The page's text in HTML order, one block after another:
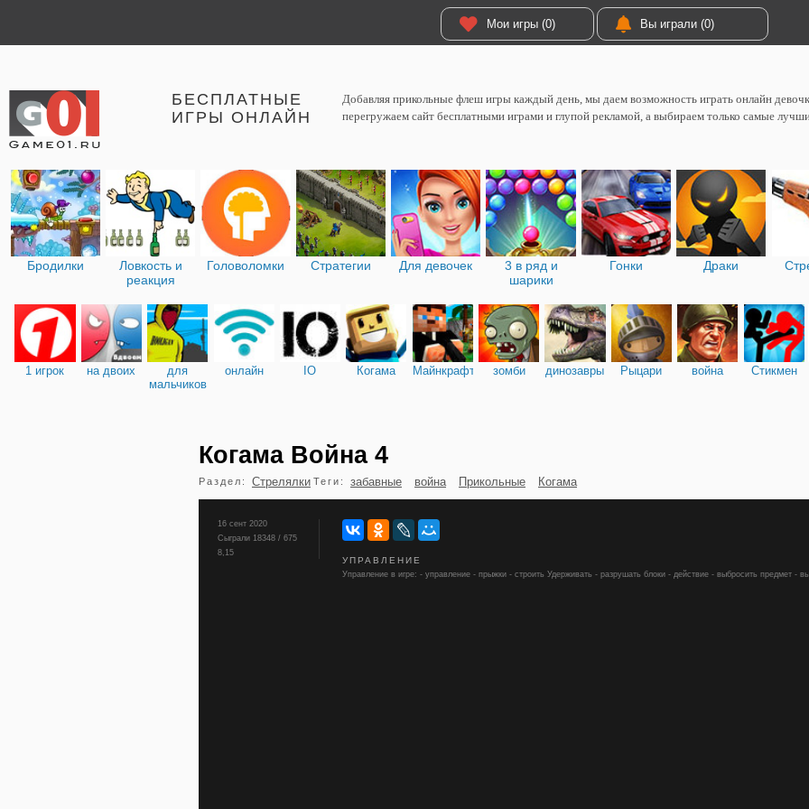
Мои игры (0) Вы играли (0)
БЕСПЛАТНЫЕ
ИГРЫ ОНЛАЙН
Добавляя прикольные флеш игры каждый день, мы даем возможность играть онлайн
перегружаем сайт бесплатными играми и глупой рекламой, а выбираем только самые
Бродилки
Ловкость и
реакция
Головоломки Стратегии Для девочек
3 в ряд и
шарики
Гонки Драки
1 игрок на двоих
для
мальчиков
онлайн IO Когама Майнкрафт зомби динозавры Рыцари война Стикмен
Когама Война 4
Раздел: Стрелялки Теги: забавные война Прикольные Когама
16 сент 2020
Сыграли 18348 / 675
8,15
УПРАВЛЕНИЕ
Управление в игре: - управление - прыжки - строить Удерживать - разрушать блоки - действие - выбросить предмет -